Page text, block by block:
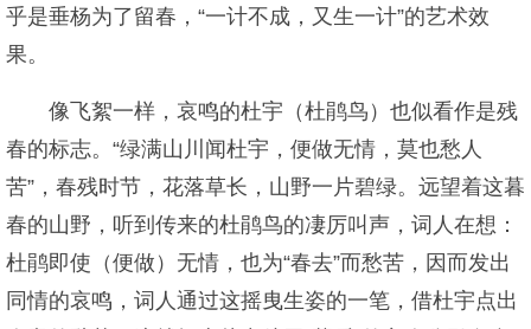
乎是垂杨为了留春，“一计不成，又生一计”的艺术效
果。
像飞絮一样，哀鸣的杜宇（杜鹃鸟）也似看作是残
春的标志。“绿满山川闻杜宇，便做无情，莫也愁人
苦”，春残时节，花落草长，山野一片碧绿。远望着这暮
春的山野，听到传来的杜鹃鸟的凄厉叫声，词人在想：
杜鹃即使（便做）无情，也为“春去”而愁苦，因而发出
同情的哀鸣，词人通过这摇曳生姿的一笔，借杜宇点出